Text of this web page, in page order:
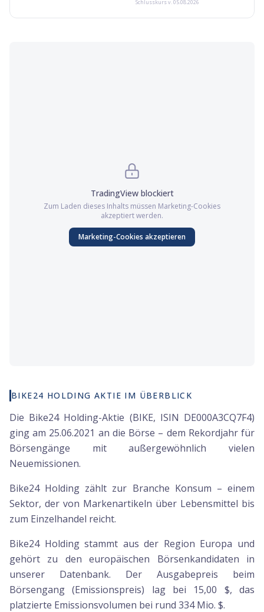
Schlusskursv. 05.08.2026
TradingViewblockiert
Zum Laden dieses Inhalts müssen Marketing-Cookies
akzeptiert werden.
Marketing-Cookies akzeptieren
BIKE24 HOLDING AKTIE IM ÜBERBLICK
Die Bike24 Holding-Aktie (BIKE, ISIN DE000A3CQ7F4)
ging am 25.06.2021 an die Börse – dem Rekordjahr für
Börsengänge mit außergewöhnlich vielen
Neuemissionen.
Bike24 Holding zählt zur Branche Konsum – einem
Sektor, der von Markenartikeln über Lebensmittel bis
zum Einzelhandel reicht.
Bike24 Holding stammt aus der Region Europa und
gehört zu den europäischen Börsenkandidaten in
unserer Datenbank. Der Ausgabepreis beim
Börsengang (Emissionspreis) lag bei 15,00 $, das
platzierte Emissionsvolumen bei rund 334 Mio. $.